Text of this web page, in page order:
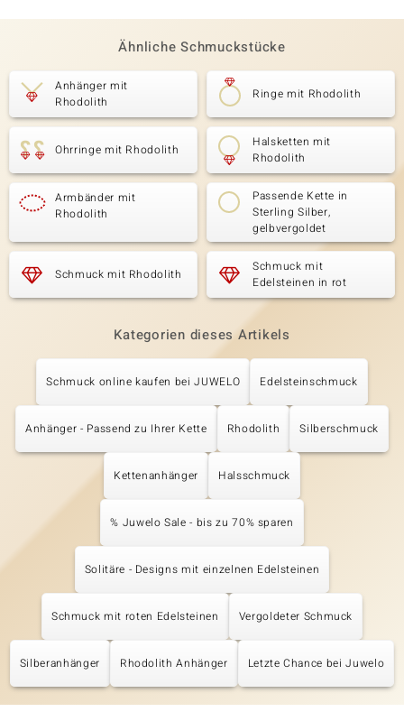
Ähnliche Schmuckstücke
Anhänger mit
Rhodolith
Ringe mit Rhodolith
Ohrringe mit Rhodolith
Halsketten mit
Rhodolith
Armbänder mit
Rhodolith
Passende Kette in
Sterling Silber,
gelbvergoldet
Schmuck mit Rhodolith
Schmuck mit
Edelsteinen in rot
Kategorien dieses Artikels
Schmuck online kaufen bei JUWELO Edelsteinschmuck
Anhänger - Passend zu Ihrer Kette Rhodolith Silberschmuck
Kettenanhänger Halsschmuck
% Juwelo Sale - bis zu 70% sparen
Solitäre - Designs mit einzelnen Edelsteinen
Schmuck mit roten Edelsteinen Vergoldeter Schmuck
Silberanhänger Rhodolith Anhänger Letzte Chance bei Juwelo